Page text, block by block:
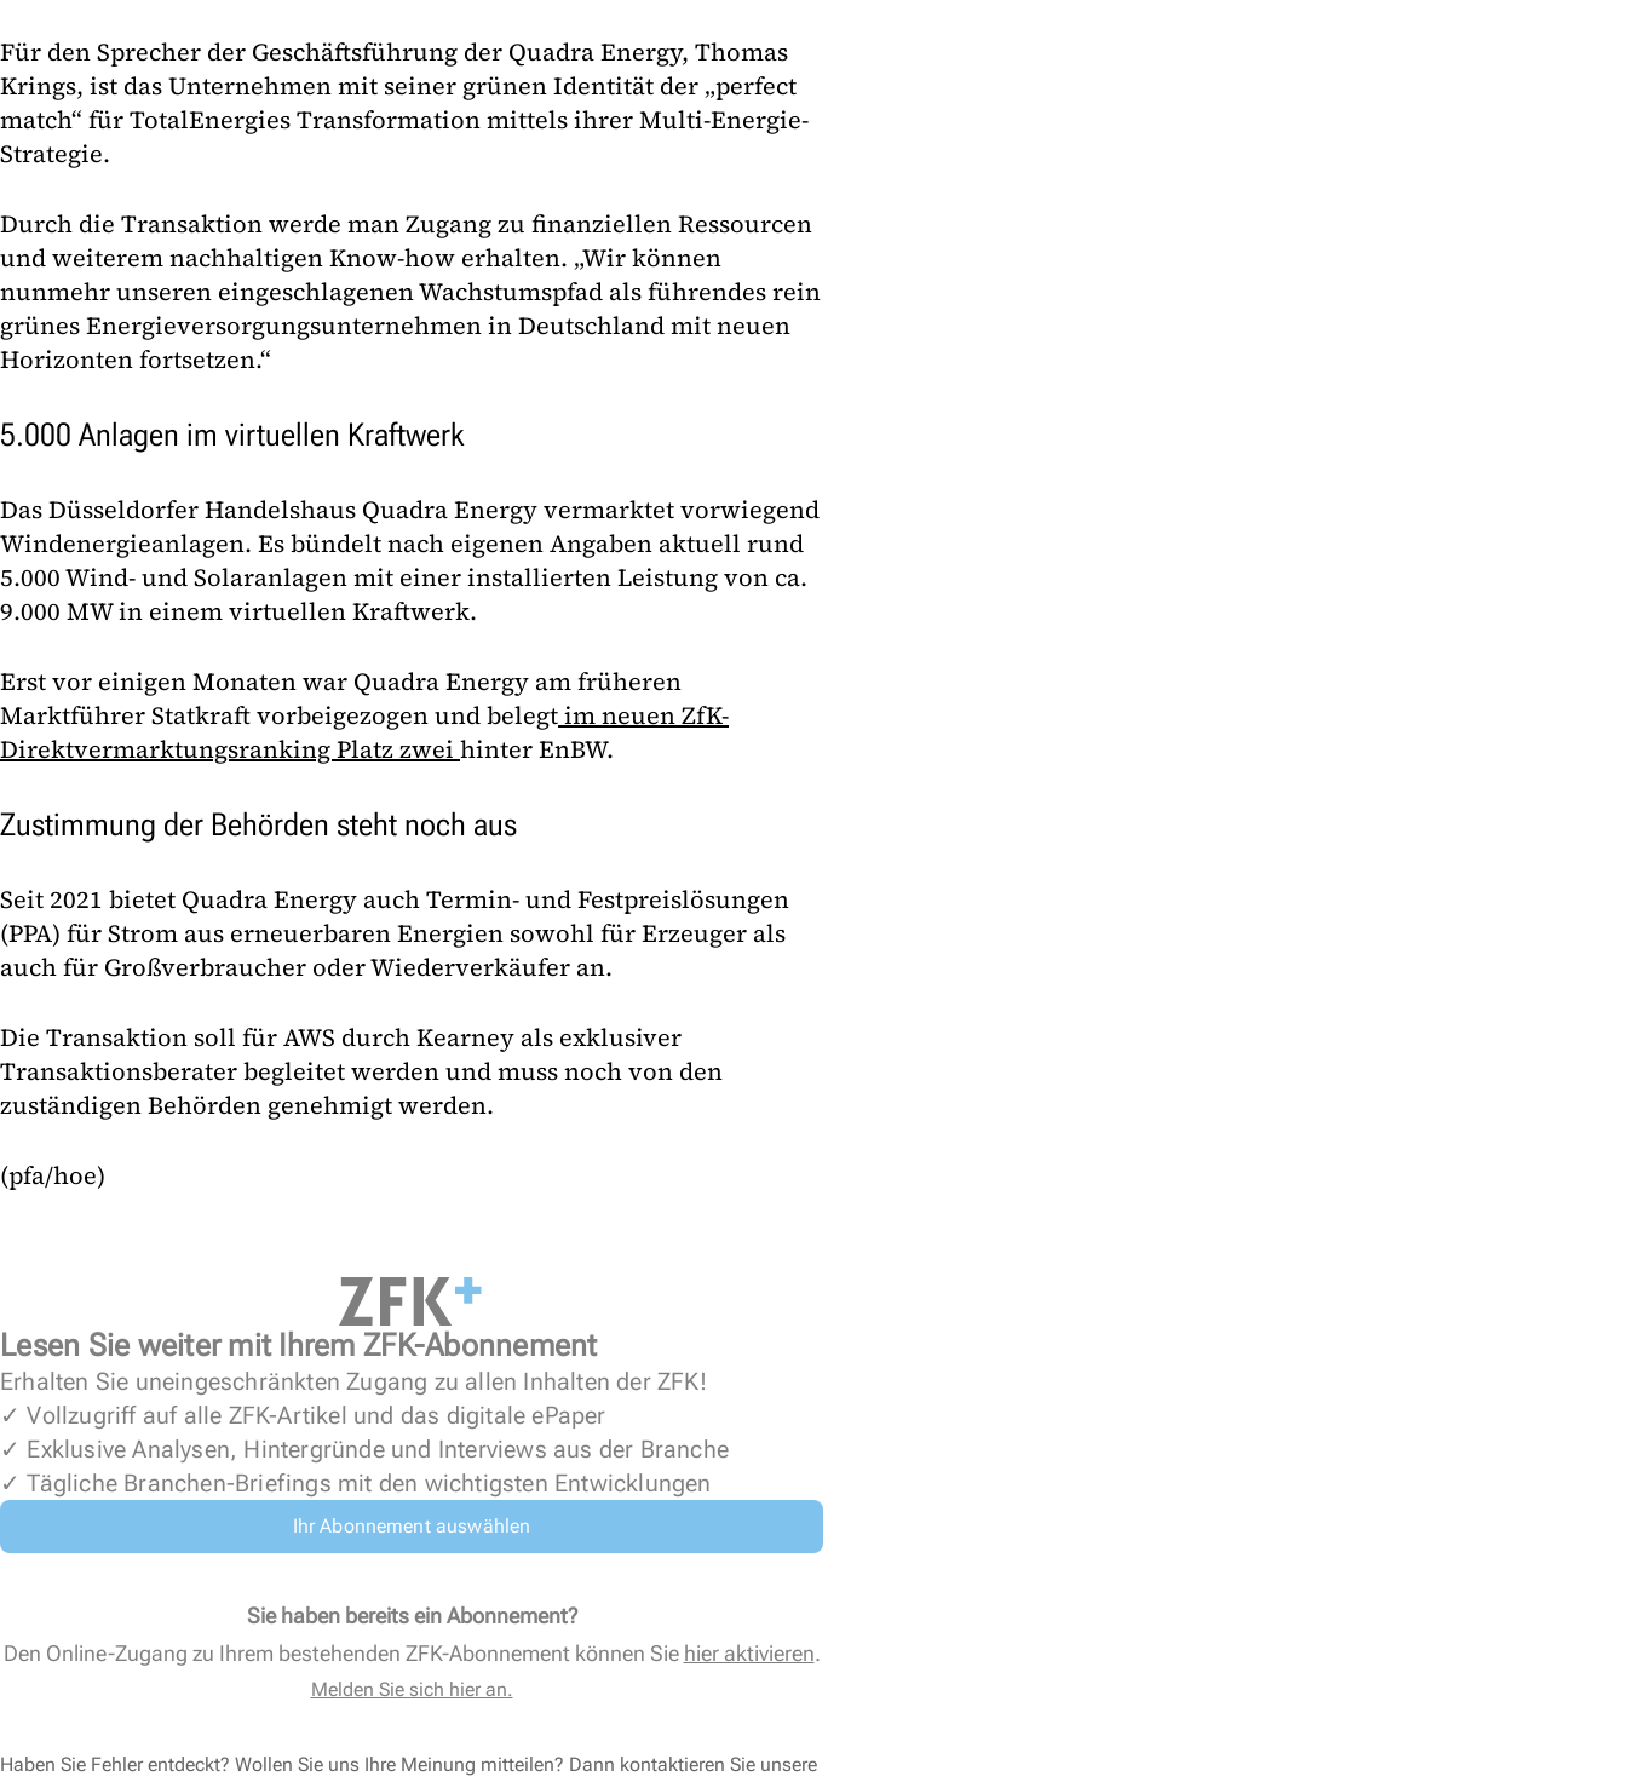
Für den Sprecher der Geschäftsführung der Quadra Energy, Thomas
Krings, ist das Unternehmen mit seiner grünen Identität der „perfect
match“ für TotalEnergies Transformation mittels ihrer Multi-Energie-
Strategie.
Durch die Transaktion werde man Zugang zu finanziellen Ressourcen
und weiterem nachhaltigen Know-how erhalten. „Wir können
nunmehr unseren eingeschlagenen Wachstumspfad als führendes rein
grünes Energieversorgungsunternehmen in Deutschland mit neuen
Horizonten fortsetzen.“
5.000 Anlagen im virtuellen Kraftwerk
Das Düsseldorfer Handelshaus Quadra Energy vermarktet vorwiegend
Windenergieanlagen. Es bündelt nach eigenen Angaben aktuell rund
5.000 Wind- und Solaranlagen mit einer installierten Leistung von ca.
9.000 MW in einem virtuellen Kraftwerk.
Erst vor einigen Monaten war Quadra Energy am früheren
Marktführer Statkraft vorbeigezogen und belegtim neuen ZfK-
Direktvermarktungsranking Platz zwei hinter EnBW.
Zustimmung der Behörden steht noch aus
Seit 2021 bietet Quadra Energy auch Termin- und Festpreislösungen
(PPA) für Strom aus erneuerbaren Energien sowohl für Erzeuger als
auch für Großverbraucher oder Wiederverkäufer an.
Die Transaktion soll für AWS durch Kearney als exklusiver
Transaktionsberater begleitet werden und muss noch von den
zuständigen Behörden genehmigt werden.
(pfa/hoe)
Lesen Sie weiter mit Ihrem ZFK-Abonnement
Erhalten Sie uneingeschränkten Zugang zu allen Inhalten der ZFK!
✓ Vollzugriff auf alle ZFK-Artikel und das digitale ePaper
✓ Exklusive Analysen, Hintergründe und Interviews aus der Branche
✓ Tägliche Branchen-Briefings mit den wichtigsten Entwicklungen
Ihr Abonnement auswählen
Sie haben bereits ein Abonnement?
Den Online-Zugang zu Ihrem bestehenden ZFK-Abonnement können Sie hier aktivieren.
Melden Sie sich hier an.
Haben Sie Fehler entdeckt? Wollen Sie uns Ihre Meinung mitteilen? Dann kontaktieren Sie unsere